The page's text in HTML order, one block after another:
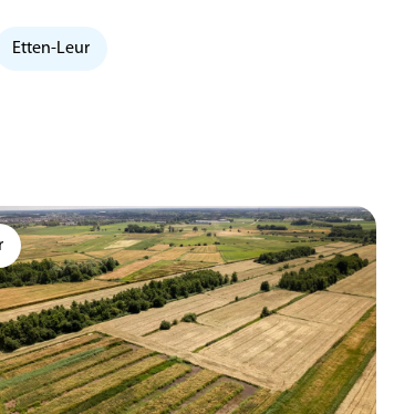
Etten-Leur